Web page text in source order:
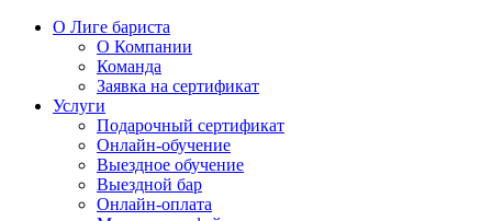
О Лиге бариста
О Компании
Команда
Заявка на сертификат
Услуги
Подарочный сертификат
Онлайн-обучение
Выездное обучение
Выездной бар
Онлайн-оплата